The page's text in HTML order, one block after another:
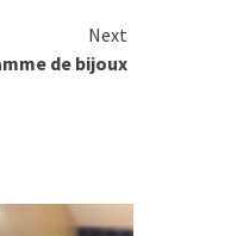
Next
de bijoux